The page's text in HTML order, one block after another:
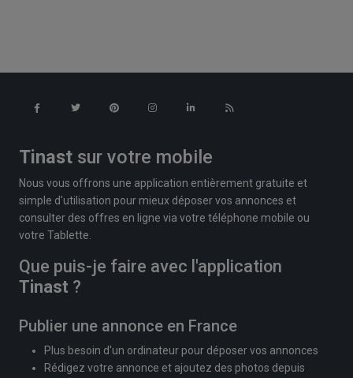
Tinast sur votre mobile
Nous vous offrons une application entièrement gratuite et
simple d'utilisation pour mieux déposer vos annonces et
consulter des offres en ligne via votre téléphone mobile ou
votre Tablette.
Que puis-je faire avec l'application
Tinast ?
Publier une annonce en France
Plus besoin d'un ordinateur pour déposer vos annonces
Rédigez votre annonce et ajoutez des photos depuis